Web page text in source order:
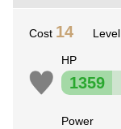
Cost 14 Level
HP
1359
Power